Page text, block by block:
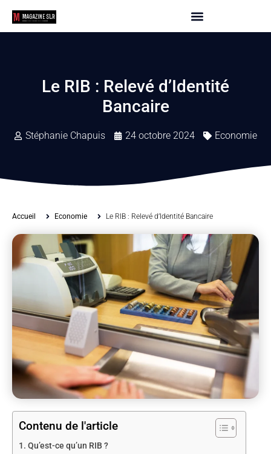
Le RIB : Relevé d’Identité
Bancaire
Stéphanie Chapuis 24 octobre 2024 Economie
Accueil Economie Le RIB : Relevé d’Identité Bancaire
Contenu de l'article
Qu’est-ce qu’un RIB ?